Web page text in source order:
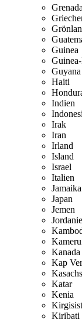
Grenada
Guinea
Guyana
Haiti
Indien
Irak
Iran
Irland
Island
Israel
Italien
Jamaika
Japan
Jemen
Kanada
Kap
Katar
Kenia
Kiribati